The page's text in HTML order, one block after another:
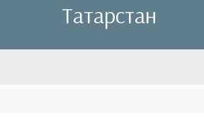
Татарстан